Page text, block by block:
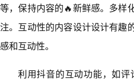
等，保持内容的🔥新鲜感。多样
注。互动性的内容设计设计有趣
感和互动性。
利用抖音的互动功能，如